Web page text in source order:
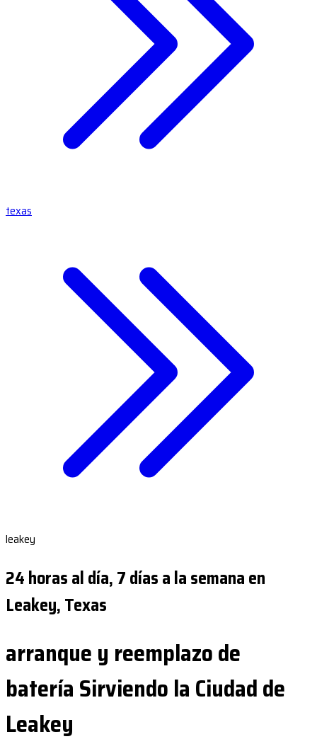
texas
leakey
24 horas al día, 7 días a la semana en
Leakey, Texas
arranque y reemplazo de
batería Sirviendo la Ciudad de
Leakey